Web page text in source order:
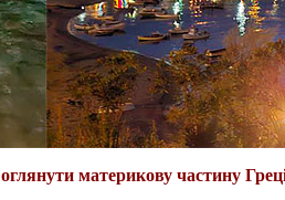
материкову частину